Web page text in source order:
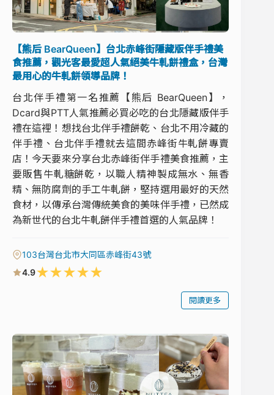
【熊后 BearQueen】台北赤峰街隱藏版伴手禮美
食推薦，觀光客最愛超人氣絕美牛軋餅禮盒，台灣
最用心的牛軋餅領導品牌！
台北伴手禮第一名推薦【熊后 BearQueen】，
Dcard與PTT人氣推薦必買必吃的台北隱藏版伴手
禮在這裡！想找台北伴手禮餅乾、台北不用冷藏的
伴手禮、台北伴手禮就去這間赤峰街牛軋餅專賣
店！今天要來分享台北赤峰街伴手禮美食推薦，主
要販售牛軋糖餅乾，以職人精神製成無水、無香
精、無防腐劑的手工牛軋餅，堅持選用最好的天然
食材，以傳承台灣傳統美食的美味伴手禮，已然成
為新世代的台北牛軋餅伴手禮首選的人氣品牌！
103台灣台北市大同區赤峰街43號
4.9★★★★★
閱讀更多